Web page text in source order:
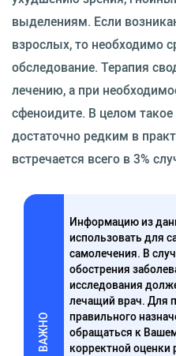
выделениям. Если
взрослых, то необходимо
обследование. Терапия
лечению, а при
сфеноидите. В целом такое
достаточно редким в
встречается всего в 3%
ВАЖНО
Информацию из
использовать для
самолечения. В
обострения
исследования
лечащий врач. Для
правильного
обращаться к
корректной оценки